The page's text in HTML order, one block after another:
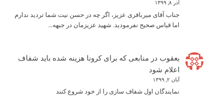
آذر ۸, ۱۳۹۹
جناب آقای میرباقری عزیز، اگر چه در حسن نیت شما تردید ندارم
اما قیاس صحیح نفرمودید. شهید عزیزمان در جبهه…
یعقوب در منابعی که برای کرونا هزینه شده باید شفاف
اعلام شود
آبان ۲, ۱۳۹۹
نمایندگان اول شفاف سازی را از خود شروع کنند